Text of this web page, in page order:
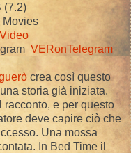
(7.2)
Movies
VERonTelegram
crea così questo
storia già iniziata.
e per questo
deve capire ciò che
Una mossa
In Bed Time il